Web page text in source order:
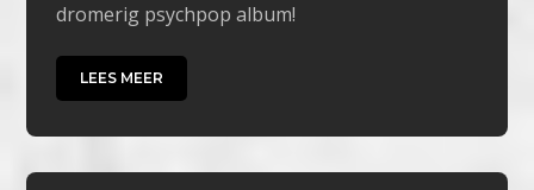
dromerig psychpop album!
LEES MEER